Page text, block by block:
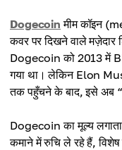
Dogecoin मीम कॉइन
कवर पर दिखने वाले
Dogecoin को 2013 में
गया था। लेकिन Elon
तक पहुँचने के बाद, इसे अब
Dogecoin का मूल्य
कमाने में रुचि ले रहे हैं,